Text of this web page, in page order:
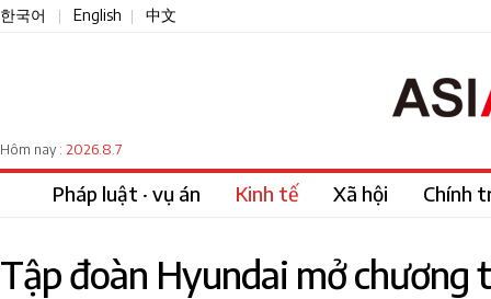
한국어 English 中文
Hôm nay : 2026.8.7
Pháp luật · vụ án Kinh tế Xã hội Chính
Tập đoàn Hyundai mở chương